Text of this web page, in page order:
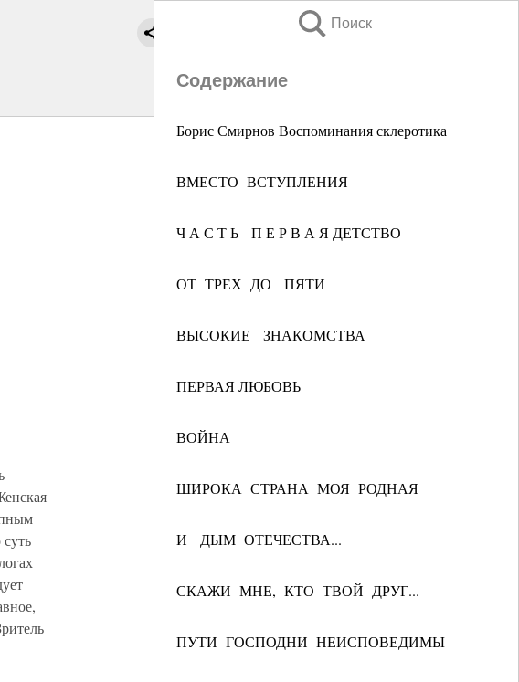
Поиск
Содержание
Борис Смирнов Воспоминания склеротика
ВМЕСТО ВСТУПЛЕНИЯ
Ч А С Т Ь П Е Р В А Я ДЕТСТВО
ОТ ТРЕХ ДО ПЯТИ
ВЫСОКИЕ ЗНАКОМСТВА
ПЕРВАЯ ЛЮБОВЬ
ВОЙНА
ШИРОКА СТРАНА МОЯ РОДНАЯ
И ДЫМ ОТЕЧЕСТВА...
СКАЖИ МНЕ, КТО ТВОЙ ДРУГ...
ПУТИ ГОСПОДНИ НЕИСПОВЕДИМЫ